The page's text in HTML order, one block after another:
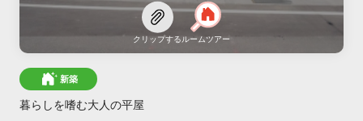
クリップするルームツアー
新築
暮らしを嗜む大人の平屋